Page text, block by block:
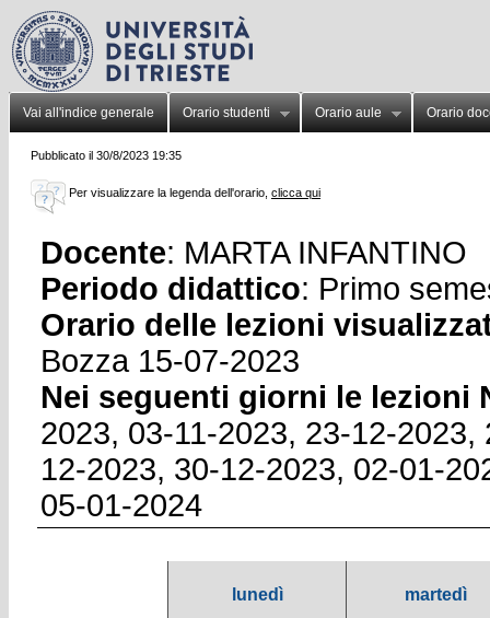
Vai all'indice generale Orario studenti Orario aule Orario
Pubblicato il 30/8/2023 19:35
Per visualizzare la legenda dell'orario, clicca qui
Docente: MARTA INFANTINO
Periodo didattico: Primo
Orario delle lezioni
Bozza 15-07-2023
Nei seguenti giorni le lezioni
2023, 03-11-2023, 23-12-
12-2023, 30-12-2023, 02-01-
05-01-2024
lunedì martedì